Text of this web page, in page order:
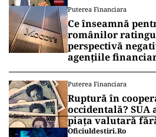
Puterea Financiara
Ce înseamnă
românilor
perspectivă
agențiile
Puterea Financiara
Ruptură în
occidentală?
piața valutară
Oficiuldestiri.ro